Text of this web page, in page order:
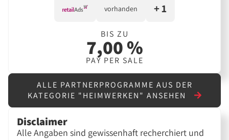
vorhanden + 1
BIS ZU
7,00 %
PAY PER SALE
ALLE PARTNERPROGRAMME AUS DER
KATEGORIE "HEIMWERKEN" ANSEHEN
Disclaimer
Alle Angaben sind gewissenhaft recherchiert und